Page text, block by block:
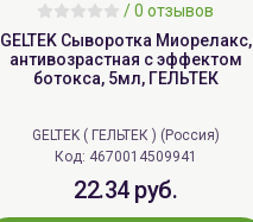
/0 отзывов
GELTEK Сыворотка Миорелакс,
антивозрастная с эффектом
ботокса, 5мл, ГЕЛЬТЕК
GELTEK ( ГЕЛЬТЕК ) (Россия)
Код: 4670014509941
22.34 руб.